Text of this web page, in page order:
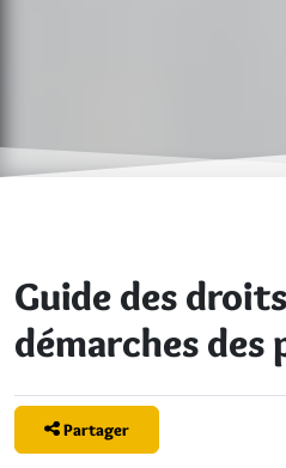
Guide des
démarches
Partager